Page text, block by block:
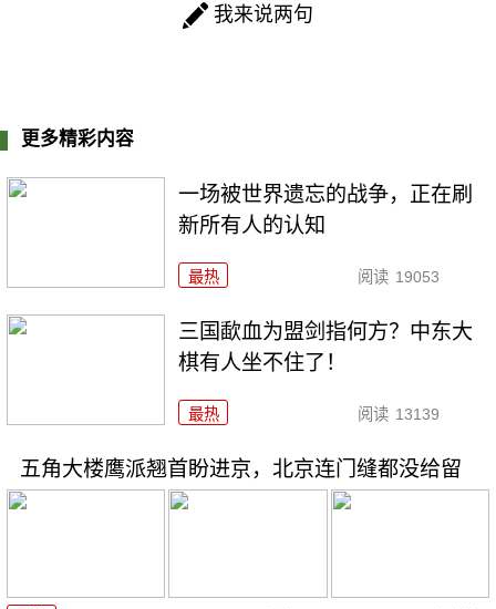
我来说两句
更多精彩内容
一场被世界遗忘的战争，正在刷
新所有人的认知
最热 阅读 19053
三国歃血为盟剑指何方？中东大
棋有人坐不住了！
最热 阅读 13139
五角大楼鹰派翘首盼进京，北京连门缝都没给留